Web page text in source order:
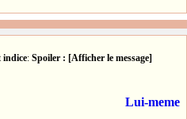
indice: Spoiler : [Afficher le message]
Lui-meme